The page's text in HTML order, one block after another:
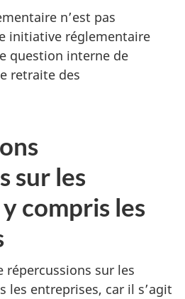
n’est pas
initiative réglementaire
question interne de
retraite des
sur les
compris les
répercussions sur les
les entreprises, car il s’agit